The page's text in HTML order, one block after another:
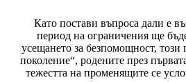
Като постави въпроса дали е
период на ограничения ще
усещането за безпомощност,
поколение“, родените през
тежестта на променящите се